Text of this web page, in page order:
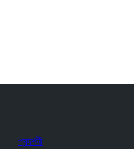
প্রদর্শনী